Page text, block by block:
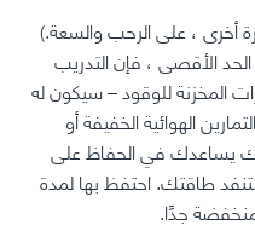
أخرى ، على الرحب والسعة.)
الحد الأقصى ، فإن التدريب
المخزنة للوقود – سيكون له
الهوائية الخفيفة أو
ذلك يساعدك في الحفاظ على
طاقتك. احتفظ بها لمدة
جدًا.